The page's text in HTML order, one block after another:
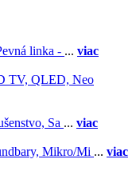
linka - ... viac
TV, QLED, Neo
Sa ... viac
Mikro/Mi ... viac